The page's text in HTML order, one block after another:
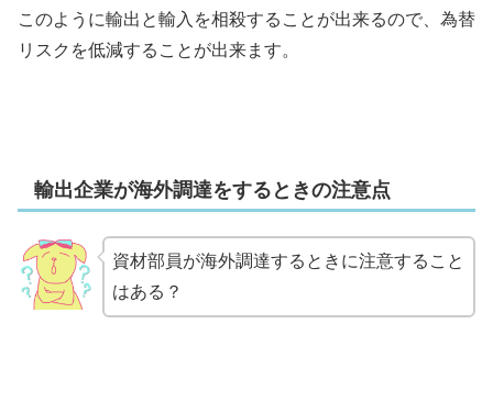
このように輸出と輸入を相殺することが出来るので、為替
リスクを低減することが出来ます。
輸出企業が海外調達をするときの注意点
資材部員が海外調達するときに注意すること
はある？